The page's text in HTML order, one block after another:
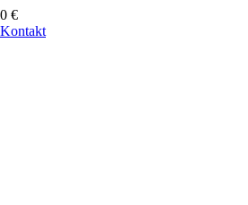
€
Kontakt